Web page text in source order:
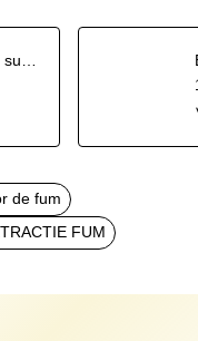
de fum
FUM